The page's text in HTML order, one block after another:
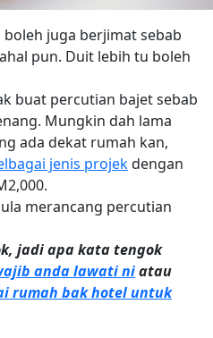
juga berjimat sebab
pun. Duit lebih tu boleh
buat percutian bajet sebab
Mungkin dah lama
ada dekat rumah kan,
jenis projekdengan
merancang percutian
jadi apa kata tengok
anda lawati niatau
rumah bak hotel untuk